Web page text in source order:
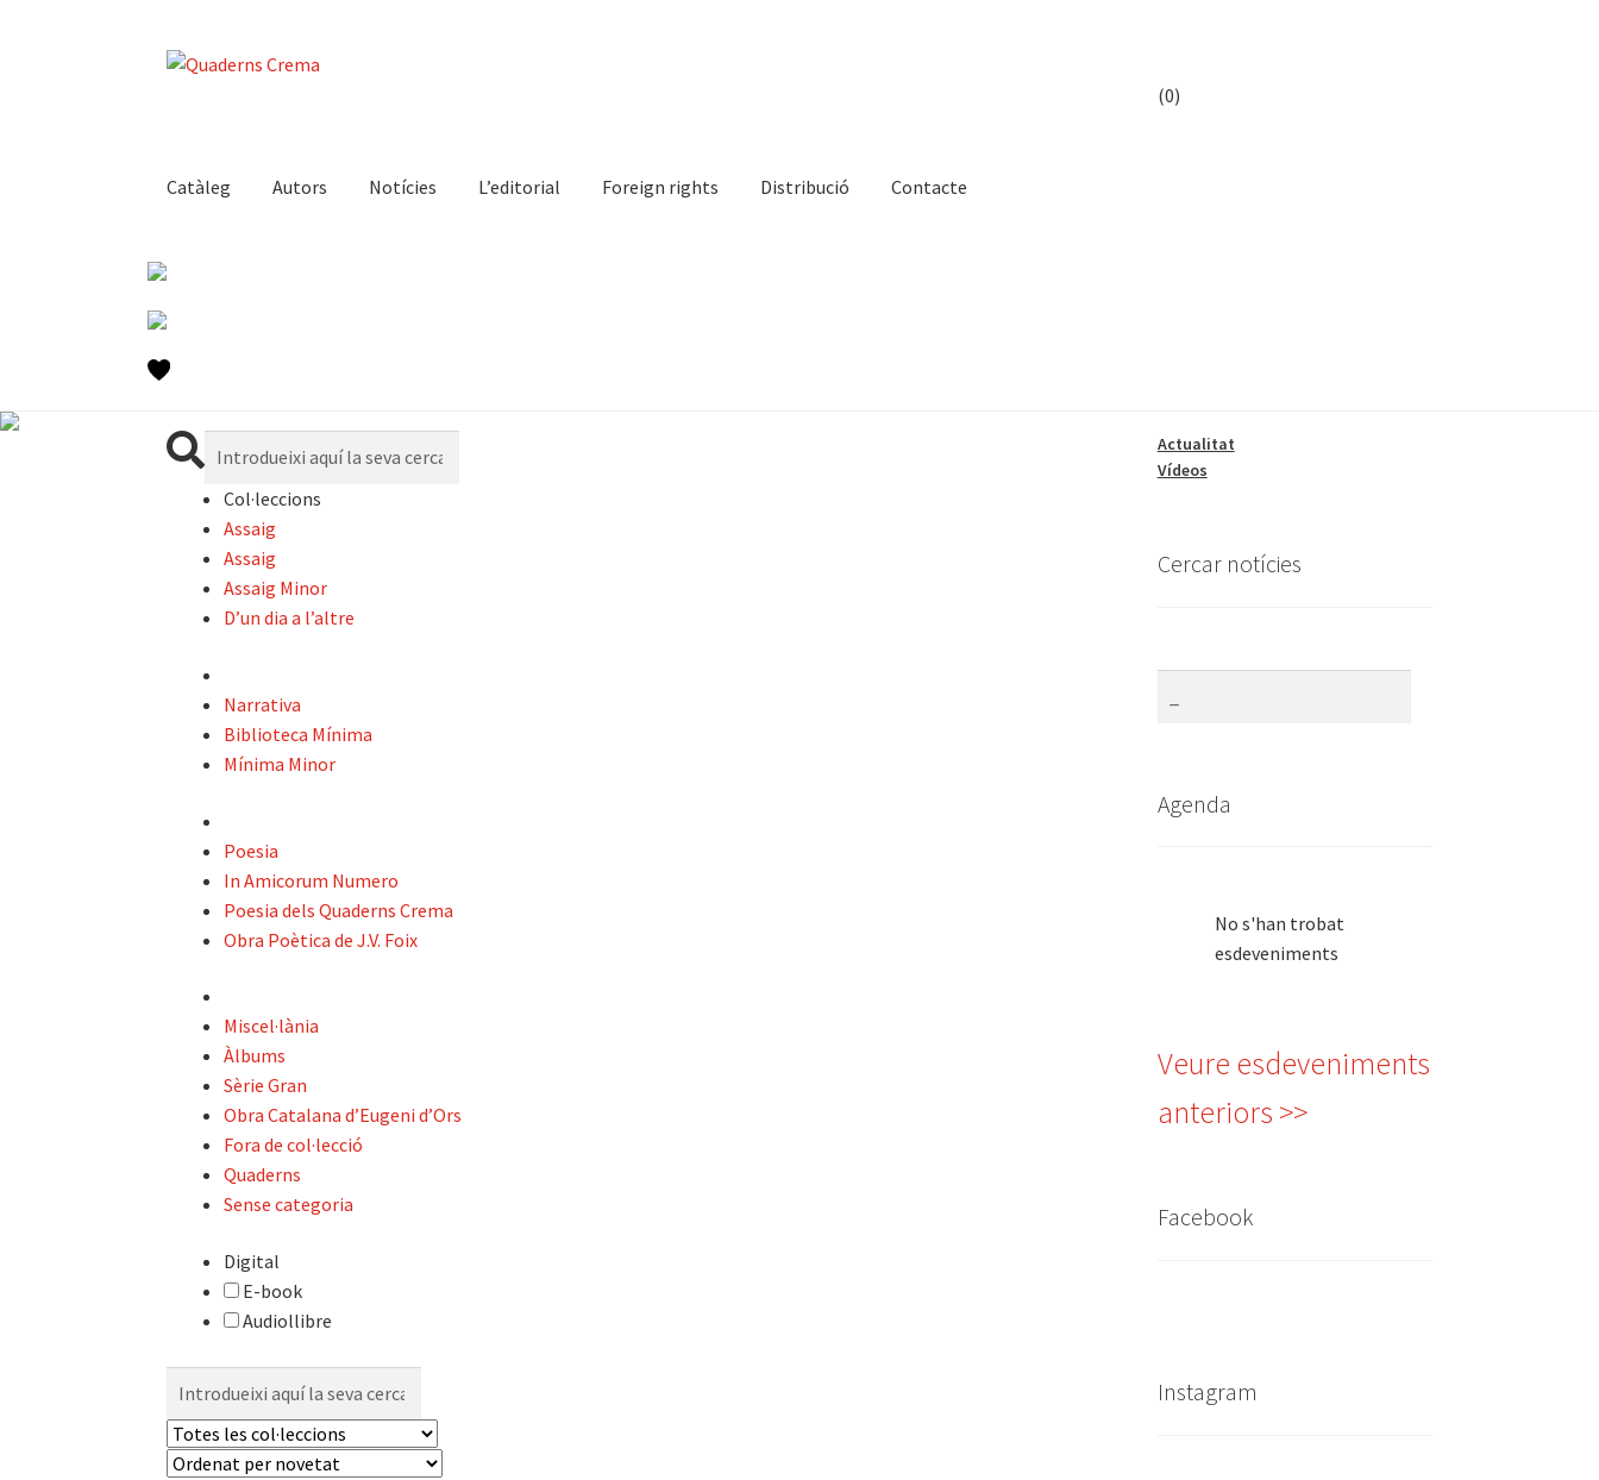
(0)
Catàleg Autors Notícies L’editorial Foreign rights Distribució Contacte
Col·leccions
Assaig
Assaig
Assaig Minor
D’un dia a l’altre
Narrativa
Biblioteca Mínima
Mínima Minor
Poesia
In Amicorum Numero
Poesia dels Quaderns Crema
Obra Poètica de J.V. Foix
Miscel·lània
Àlbums
Sèrie Gran
Obra Catalana d’Eugeni d’Ors
Fora de col·lecció
Quaderns
Sense categoria
Digital
E-book
Audiollibre
Actualitat
Vídeos
Cercar notícies
Agenda
No s'han trobat
esdeveniments
Veure esdeveniments
anteriors >>
Facebook
Instagram